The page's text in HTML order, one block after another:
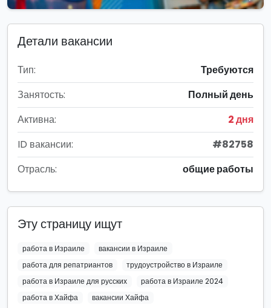
Детали вакансии
Тип:
Требуются
Занятость:
Полный день
Активна:
2 дня
ID вакансии:
#82758
Отрасль:
общие работы
Эту страницу ищут
работа в Израиле
вакансии в Израиле
работа для репатриантов
трудоустройство в Израиле
работа в Израиле для русских
работа в Израиле 2024
работа в Хайфа
вакансии Хайфа